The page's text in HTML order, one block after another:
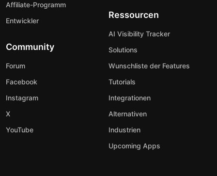
Affiliate-Programm
Entwickler
Community
Forum
Facebook
Instagram
X
YouTube
Ressourcen
AI Visibility Tracker
Solutions
Wunschliste der Features
Tutorials
Integrationen
Alternativen
Industrien
Upcoming Apps